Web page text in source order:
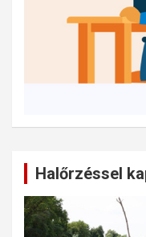
Halőrzéssel